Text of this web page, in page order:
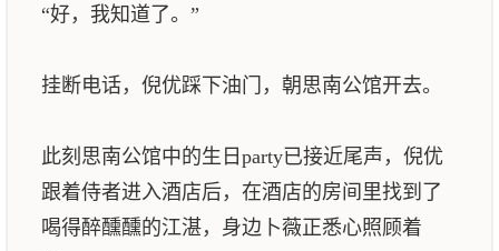
“好，我知道了。”
挂断电话，倪优踩下油门，朝思南公馆开去。
此刻思南公馆中的生日party已接近尾声，倪优
跟着侍者进入酒店后，在酒店的房间里找到了
喝得醉醺醺的江湛，身边卜薇正悉心照顾着